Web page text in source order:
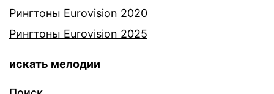
Рингтоны Eurovision 2020
Рингтоны Eurovision 2025
искать мелодии